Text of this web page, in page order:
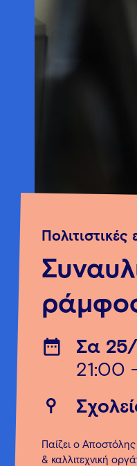
Σα
21:00
Παίζει ο
& καλλιτεχνική